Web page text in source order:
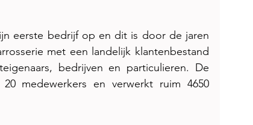
eerste bedrijf op en dit is door de jaren
met een landelijk klantenbestand
bedrijven en particulieren. De
medewerkers en verwerkt ruim 4650